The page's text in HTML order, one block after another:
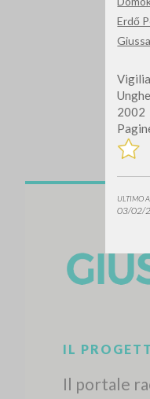
Erdő
2002
ULTIMO
03/02/